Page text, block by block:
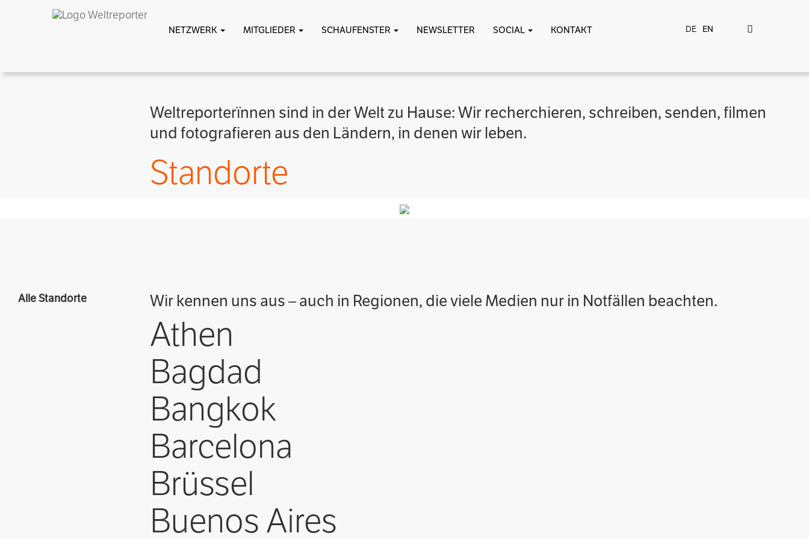
NETZWERK MITGLIEDER SCHAUFENSTER NEWSLETTER SOCIAL KONTAKT DE EN
Weltreporterïnnen sind in der Welt zu Hause: Wir recherchieren, schreiben, senden, filmen
und fotografieren aus den Ländern, in denen wir leben.
Standorte
Alle Standorte Wir kennen uns aus – auch in Regionen, die viele Medien nur in Notfällen beachten.
Athen
Bagdad
Bangkok
Barcelona
Brüssel
Buenos Aires